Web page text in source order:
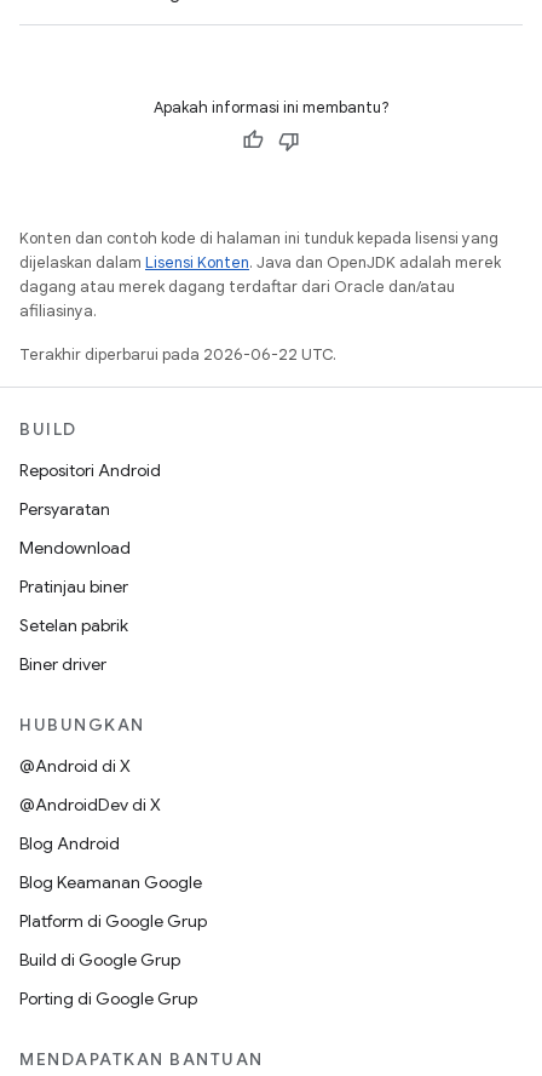
Apakah informasi ini membantu?
Konten dan contoh kode di halaman ini tunduk kepada lisensi yang
dijelaskan dalam Lisensi Konten. Java dan OpenJDK adalah merek
dagang atau merek dagang terdaftar dari Oracle dan/atau
afiliasinya.
Terakhir diperbarui pada 2026-06-22 UTC.
BUILD
Repositori Android
Persyaratan
Mendownload
Pratinjau biner
Setelan pabrik
Biner driver
HUBUNGKAN
@Android di X
@AndroidDev di X
Blog Android
Blog Keamanan Google
Platform di Google Grup
Build di Google Grup
Porting di Google Grup
MENDAPATKAN BANTUAN